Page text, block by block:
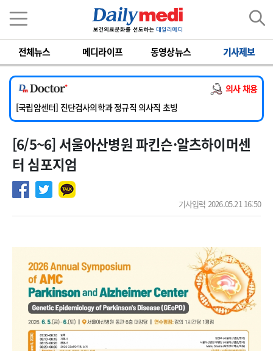
전체뉴스 메디라이프 동영상뉴스 기사제보
의사 채용
[서울아산병원] 2026년 하반기 인턴 모집
[명지병원] 하반기 전공의(인턴) 모집
[동국대학교 경주병원] 내과(소화기, 심장, 내분비), 소아청소년과, 외과, 심장혈관흉부외과, 이비인후과, 병리과 교원 초빙
[국립암센터] 진단검사의학과 정규직 의사직 초빙
[인제대학교해운대백병원] 치과 진료교수 모집 공고
[서울아산병원] 2026년 하반기 인턴 모집
[명지병원] 하반기 전공의(인턴) 모집
[6/5~6] 서울아산병원 파킨슨·알츠하이머센
터 심포지엄
기사입력 2026.05.21 16:50